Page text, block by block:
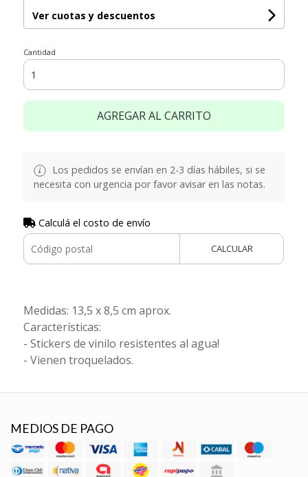
Ver cuotas y descuentos
Cantidad
AGREGAR AL CARRITO
Los pedidos se envían en 2-3 días hábiles, si se
necesita con urgencia por favor avisar en las notas.
Calculá el costo de envío
CALCULAR
Medidas: 13,5 x 8,5 cm aprox.
Características:
- Stickers de vinilo resistentes al agua!
- Vienen troquelados.
MEDIOS DE PAGO